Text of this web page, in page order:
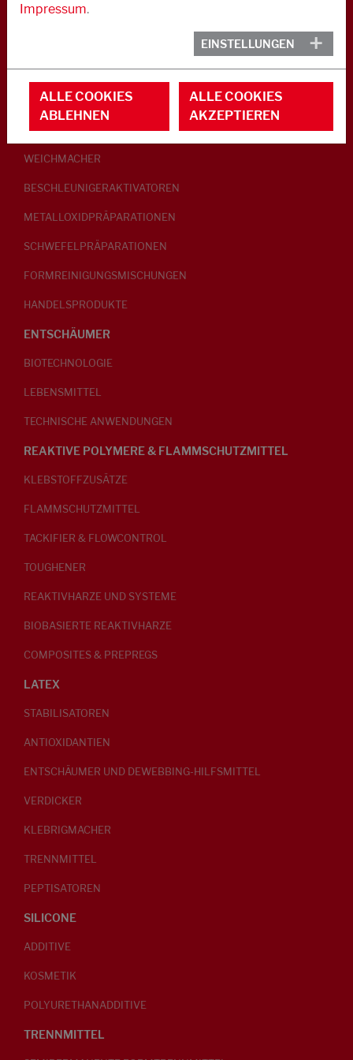
GLEITMITTEL
PEPTISATOREN
KLEBRIGMACHER / HOMOGENISATOREN
WEICHMACHER
BESCHLEUNIGERAKTIVATOREN
METALLOXIDPRÄPARATIONEN
SCHWEFELPRÄPARATIONEN
FORMREINIGUNGSMISCHUNGEN
HANDELSPRODUKTE
ENTSCHÄUMER
BIOTECHNOLOGIE
LEBENSMITTEL
TECHNISCHE ANWENDUNGEN
REAKTIVE POLYMERE & FLAMMSCHUTZMITTEL
KLEBSTOFFZUSÄTZE
FLAMMSCHUTZMITTEL
TACKIFIER & FLOWCONTROL
TOUGHENER
REAKTIVHARZE UND SYSTEME
BIOBASIERTE REAKTIVHARZE
COMPOSITES & PREPREGS
LATEX
STABILISATOREN
ANTIOXIDANTIEN
ENTSCHÄUMER UND DEWEBBING-HILFSMITTEL
VERDICKER
KLEBRIGMACHER
TRENNMITTEL
PEPTISATOREN
SILICONE
ADDITIVE
KOSMETIK
POLYURETHANADDITIVE
TRENNMITTEL
Impressum.
EINSTELLUNGEN
ALLE COOKIES
ABLEHNEN
ALLE COOKIES
AKZEPTIEREN